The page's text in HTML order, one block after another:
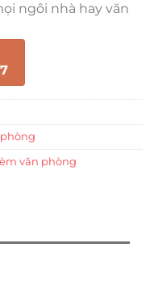
ngôi nhà hay văn
văn phòng